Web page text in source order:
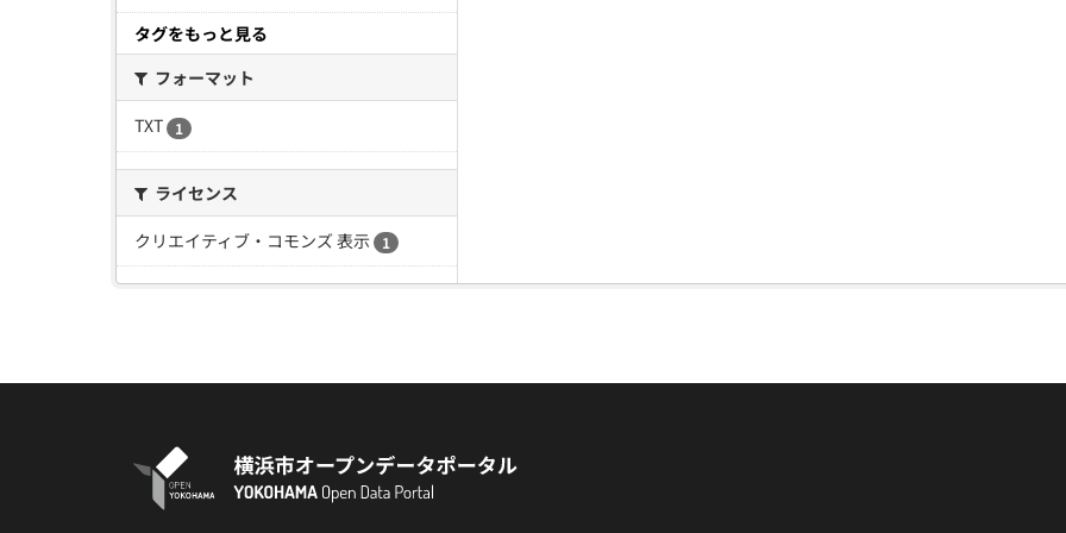
タグをもっと見る
フォーマット
TXT
1
ライセンス
クリエイティブ・コモンズ 表示
1